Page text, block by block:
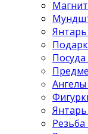
Посуда